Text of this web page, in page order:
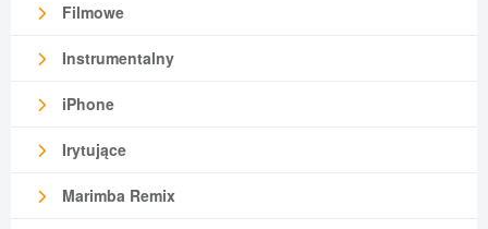
Filmowe
Instrumentalny
iPhone
Irytujące
Marimba Remix